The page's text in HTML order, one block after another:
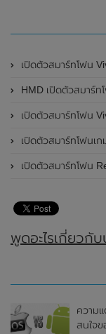
เปิดตัวสมาร์ทโฟน Vivo Y300 Pro อย่างเป็นทางกา
HMD เปิดตัวสมาร์ทโฟนฝา
เปิดตัวสมาร์ทโฟน
เปิดตัวสมาร์ทโฟนเกมมิ่ง
เปิดตัวสมาร์ทโฟน
พูดอะไรเกี่ยวกั
ความ
สนใจข